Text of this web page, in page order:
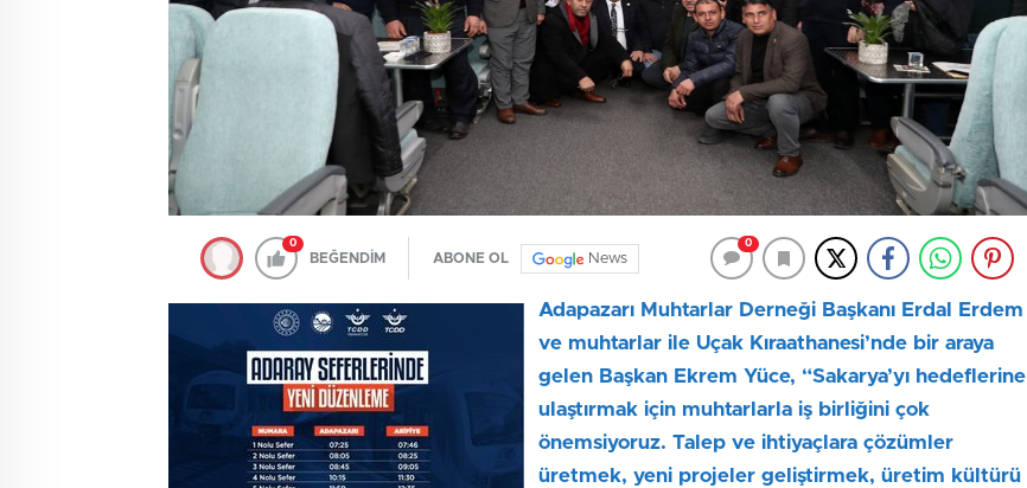
0
BEĞENDİM ABONE OL News
0
Adapazarı Muhtarlar Derneği Başkanı Erdal Erdem
ve muhtarlar ile Uçak Kıraathanesi’nde bir araya
gelen Başkan Ekrem Yüce, “Sakarya’yı hedeflerine
ulaştırmak için muhtarlarla iş birliğini çok
önemsiyoruz. Talep ve ihtiyaçlara çözümler
üretmek, yeni projeler geliştirmek, üretim kültürü